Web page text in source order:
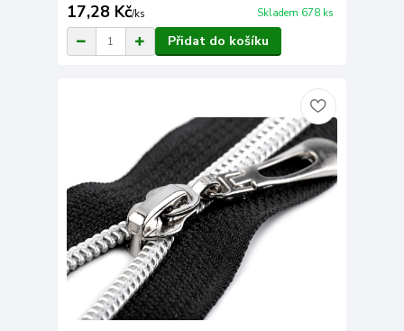
17,28 Kč/ks Skladem 678 ks
Přidat do košíku